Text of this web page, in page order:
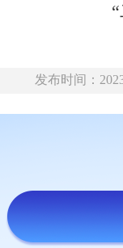
发布时间：